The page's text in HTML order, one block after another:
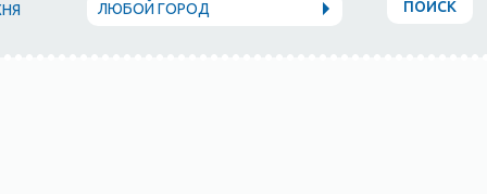
ЛЮБОЙ ГОРОД ПОИСК